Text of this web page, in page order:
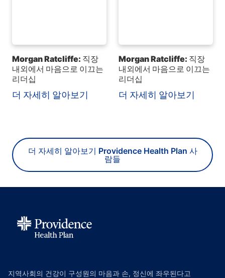
Morgan Ratcliffe: 직장
내외에서 마음으로 이끄는
리더십
더 자세히 알아보기
Morgan Ratcliffe: 직장
내외에서 마음으로 이끄는
리더십
더 자세히 알아보기
더 자세히 알아보기 Providence Health Plan 사
람들
지역사회의 건강이 구성원의 마음과 손, 정신에 좌우된다고